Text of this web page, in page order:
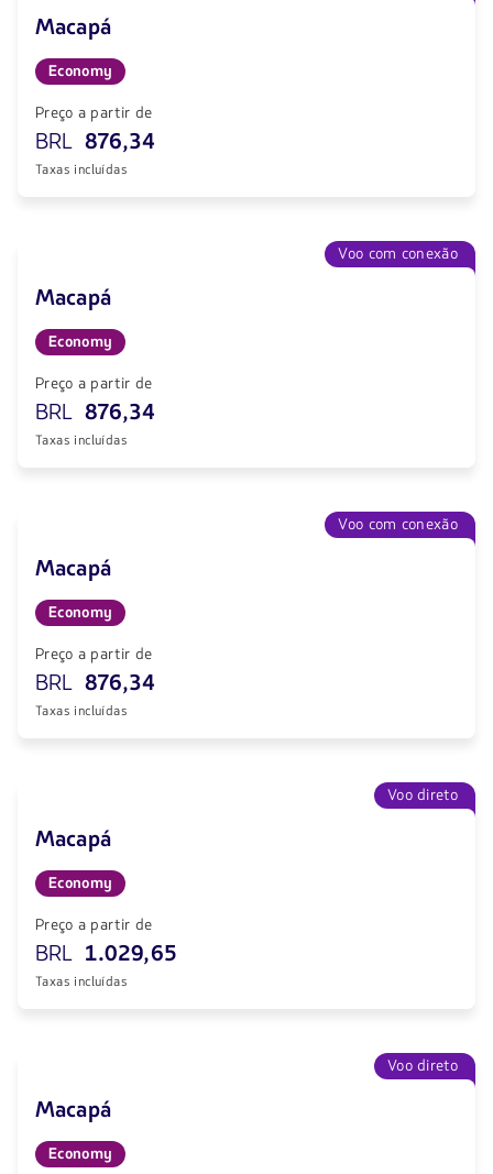
Macapá
Economy
Preço a partir de
BRL 876,34
Taxas incluídas
Voo com conexão
Macapá
Economy
Preço a partir de
BRL 876,34
Taxas incluídas
Voo com conexão
Macapá
Economy
Preço a partir de
BRL 876,34
Taxas incluídas
Voo direto
Macapá
Economy
Preço a partir de
BRL 1.029,65
Taxas incluídas
Voo direto
Macapá
Economy